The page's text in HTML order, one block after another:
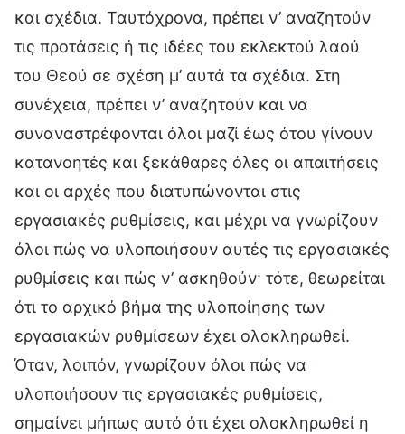
και σχέδια. Ταυτόχρονα, πρέπει ν’ αναζητούν
τις προτάσεις ή τις ιδέες του εκλεκτού λαού
του Θεού σε σχέση μ’ αυτά τα σχέδια. Στη
συνέχεια, πρέπει ν’ αναζητούν και να
συναναστρέφονται όλοι μαζί έως ότου γίνουν
κατανοητές και ξεκάθαρες όλες οι απαιτήσεις
και οι αρχές που διατυπώνονται στις
εργασιακές ρυθμίσεις, και μέχρι να γνωρίζουν
όλοι πώς να υλοποιήσουν αυτές τις εργασιακές
ρυθμίσεις και πώς ν’ ασκηθούν· τότε, θεωρείται
ότι το αρχικό βήμα της υλοποίησης των
εργασιακών ρυθμίσεων έχει ολοκληρωθεί.
Όταν, λοιπόν, γνωρίζουν όλοι πώς να
υλοποιήσουν τις εργασιακές ρυθμίσεις,
σημαίνει μήπως αυτό ότι έχει ολοκληρωθεί η